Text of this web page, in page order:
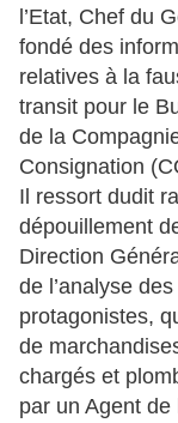
l’Etat, Chef du
fondé des
relatives à la
transit pour le
de la
Consignation
Il ressort dudit
dépouillement
Direction
de l’analyse
protagonistes,
de
chargés et
par un Agent